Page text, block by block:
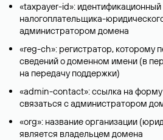
«taxpayer-id»:
налогоплательщика-
администратором домена
«reg-ch»: регистратор, которому
сведений о доменном имени (в
на передачу поддержки)
«admin-contact»: ссылка на форму
связаться с администратором
«org»: название организации
является владельцем домена